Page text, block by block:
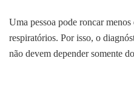
Uma pessoa pode roncar
respiratórios. Por isso, o
não devem depender somente